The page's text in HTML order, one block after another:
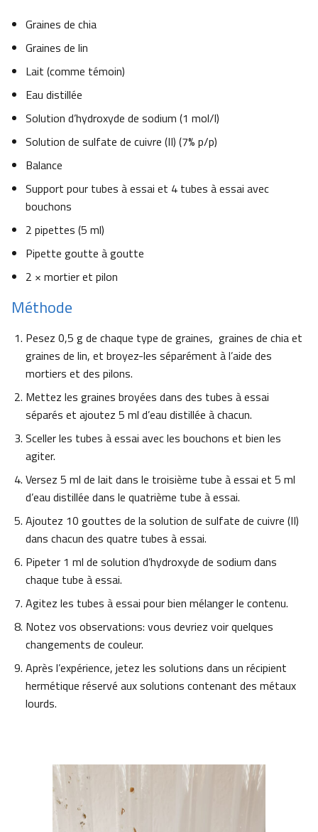
Graines de chia
Graines de lin
Lait (comme témoin)
Eau distillée
Solution d’hydroxyde de sodium (1 mol/l)
Solution de sulfate de cuivre (II) (7% p/p)
Balance
Support pour tubes à essai et 4 tubes à essai avec
bouchons
2 pipettes (5 ml)
Pipette goutte à goutte
2 × mortier et pilon
Méthode
Pesez 0,5 g de chaque type de graines, graines de chia et
graines de lin, et broyez-les séparément à l’aide des
mortiers et des pilons.
Mettez les graines broyées dans des tubes à essai
séparés et ajoutez 5 ml d’eau distillée à chacun.
Sceller les tubes à essai avec les bouchons et bien les
agiter.
Versez 5 ml de lait dans le troisième tube à essai et 5 ml
d’eau distillée dans le quatrième tube à essai.
Ajoutez 10 gouttes de la solution de sulfate de cuivre (II)
dans chacun des quatre tubes à essai.
Pipeter 1 ml de solution d’hydroxyde de sodium dans
chaque tube à essai.
Agitez les tubes à essai pour bien mélanger le contenu.
Notez vos observations: vous devriez voir quelques
changements de couleur.
Après l’expérience, jetez les solutions dans un récipient
hermétique réservé aux solutions contenant des métaux
lourds.